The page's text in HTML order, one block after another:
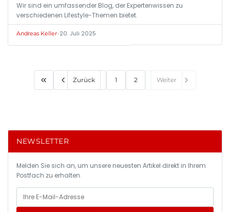
Wir sind ein umfassender Blog, der Expertenwissen zu
verschiedenen Lifestyle-Themen bietet.
Andreas Keller•20. Juli 2025
Zurück 1 2 Weiter
NEWSLETTER
Melden Sie sich an, um unsere neuesten Artikel direkt in Ihrem
Postfach zu erhalten.